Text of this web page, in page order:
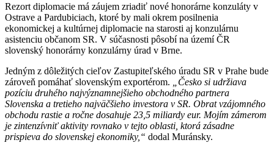
Rezort diplomacie má záujem zriadiť nové honorárne konzuláty v
Ostrave a Pardubiciach, ktoré by mali okrem posilnenia
ekonomickej a kultúrnej diplomacie na starosti aj konzulárnu
asistenciu občanom SR. V súčasnosti pôsobí na území ČR
slovenský honorárny konzulárny úrad v Brne.
Jedným z dôležitých cieľov Zastupiteľského úradu SR v Prahe bude
zároveň pomáhať slovenským exportérom.
„Česko si udržiava
pozíciu druhého najvýznamnejšieho obchodného partnera
Slovenska a tretieho najväčšieho investora v SR. Obrat vzájomného
obchodu rastie a ročne dosahuje 23,5 miliardy eur. Mojím zámerom
je zintenzívniť aktivity rovnako v tejto oblasti, ktorá zásadne
prispieva do slovenskej ekonomiky,“ dodal Muránsky.